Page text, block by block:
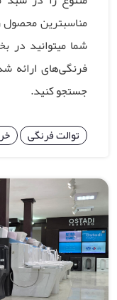
مناسبترین محصول
شما میتوانید در
فرنگی‌های ارائه
جستجو کنید.
توالت فرنگی